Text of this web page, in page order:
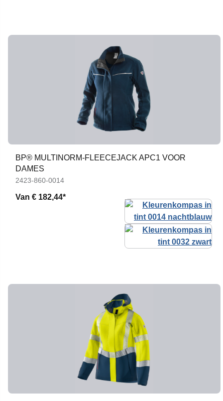
BP® MULTINORM-FLEECEJACK APC1 VOOR
DAMES
2423-860-0014
Van € 182,44*